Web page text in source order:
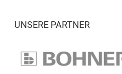
UNSERE PARTNER